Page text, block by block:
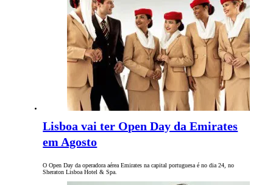
Lisboa vai ter Open Day da Emirates
em Agosto
O Open Day da operadora aérea Emirates na capital portuguesa é no dia 24, no
Sheraton Lisboa Hotel & Spa.